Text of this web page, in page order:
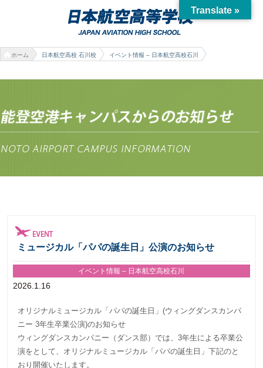
ホーム 日本航空高校 石川校 イベント情報 – 日本航空高校石川
ミュージカル「パパの誕生日」公演のお知らせ
2026.1.16
イベント情報 – 日本航空高校石川
オリジナルミュージカル「パパの誕生日」(ウィングダンスカンパ
ニー 3年生卒業公演)のお知らせ
ウィングダンスカンパニー（ダンス部）では、3年生による卒業公
演をとして、オリジナルミュージカル「パパの誕生日」下記のと
おり開催いたします。
Translate »